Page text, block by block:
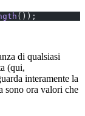
());
di qualsiasi
(qui,
interamente la
sono ora valori che